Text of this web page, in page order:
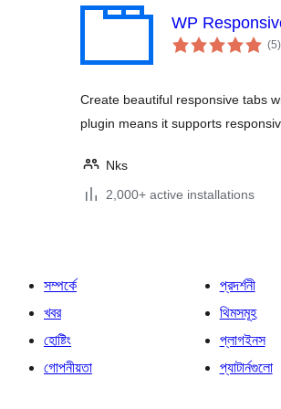
WP
(5)
Create beautiful responsive tabs
plugin means it supports
Nks
2,000+ active installations
সম্পর্কে
খবর
হোষ্টিং
গোপনীয়তা
প্রদর্শনী
থিমসমূহ
প্লাগইনস
প্যাটার্নগুলো